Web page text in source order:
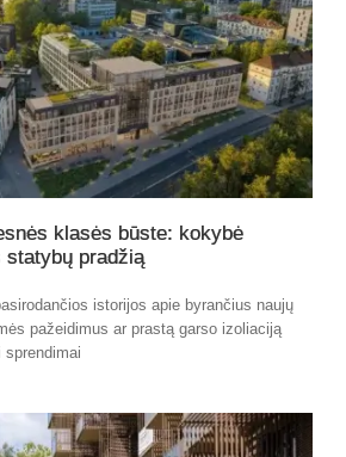
klasės būste: kokybė
statybų pradžią
istorijos apie byrančius naujų
pažeidimus ar prastą garso izoliaciją
sprendimai